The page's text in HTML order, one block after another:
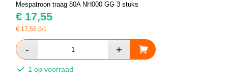
Mespatroon traag 80A NH000 GG 3 stuks
€ 17,55
€ 17,55 p/1
1 op voorraad